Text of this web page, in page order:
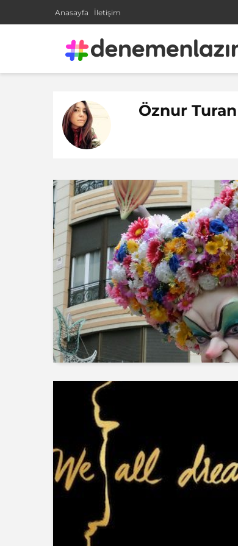
Anasayfa İletişim
Öznur Turan